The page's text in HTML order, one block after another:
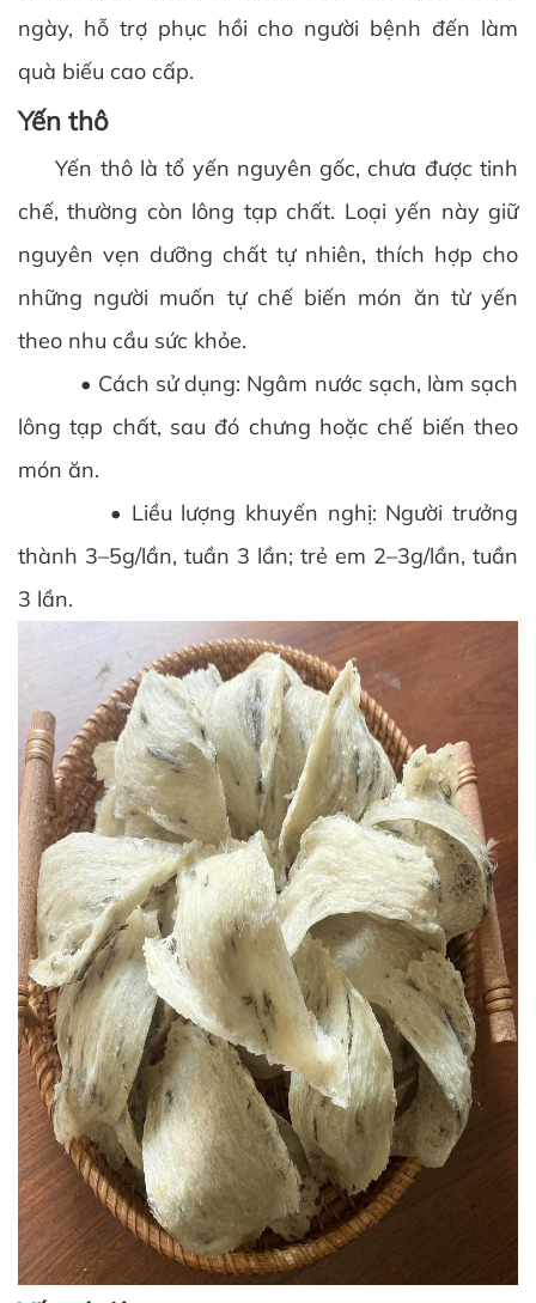
ngày, hỗ trợ phục hồi cho người bệnh đến làm
quà biếu cao cấp.
Yến thô
Yến thô là tổ yến nguyên gốc, chưa được tinh
chế, thường còn lông tạp chất. Loại yến này giữ
nguyên vẹn dưỡng chất tự nhiên, thích hợp cho
những người muốn tự chế biến món ăn từ yến
theo nhu cầu sức khỏe.
• Cách sử dụng: Ngâm nước sạch, làm sạch
lông tạp chất, sau đó chưng hoặc chế biến theo
món ăn.
• Liều lượng khuyến nghị: Người trưởng
thành 3–5g/lần, tuần 3 lần; trẻ em 2–3g/lần, tuần
3 lần.